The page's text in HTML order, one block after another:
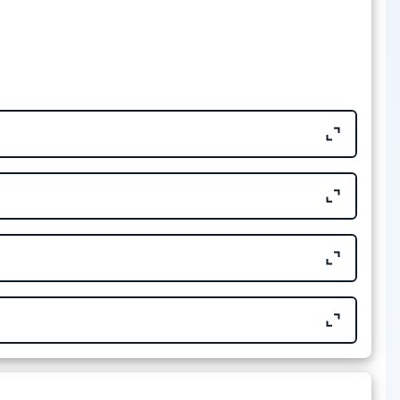
582.92 KB
573.24 KB
321.52 KB
96.61 KB
464.92 KB
111.57 KB
EDITAL Nº 6/2024 540.55 KB